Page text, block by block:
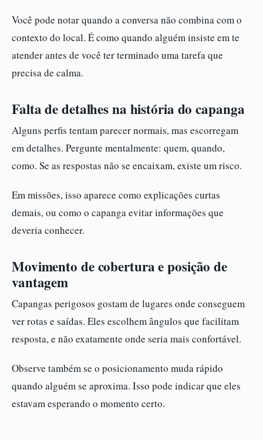
Você pode notar quando a conversa não combina com o
contexto do local. É como quando alguém insiste em te
atender antes de você ter terminado uma tarefa que
precisa de calma.
Falta de detalhes na história do capanga
Alguns perfis tentam parecer normais, mas escorregam
em detalhes. Pergunte mentalmente: quem, quando,
como. Se as respostas não se encaixam, existe um risco.
Em missões, isso aparece como explicações curtas
demais, ou como o capanga evitar informações que
deveria conhecer.
Movimento de cobertura e posição de
vantagem
Capangas perigosos gostam de lugares onde conseguem
ver rotas e saídas. Eles escolhem ângulos que facilitam
resposta, e não exatamente onde seria mais confortável.
Observe também se o posicionamento muda rápido
quando alguém se aproxima. Isso pode indicar que eles
estavam esperando o momento certo.